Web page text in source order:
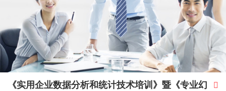
《实用企业数据分析和统计技术培训》暨《专业幻
